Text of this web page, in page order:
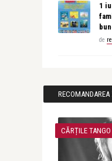
1
de
RECOMANDAREA
CĂRȚILE TANGO